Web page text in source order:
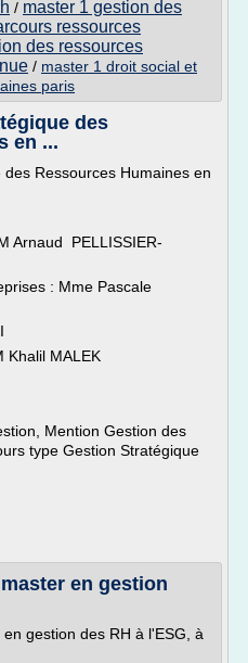
/ master 1 gestion des
ressources
des ressources
/ master 1 droit social et
paris
des
en ...
Ressources Humaines en
Arnaud PELLISSIER-
: Mme Pascale
Khalil MALEK
Mention Gestion des
type Gestion Stratégique
en gestion
gestion des RH à l'ESG, à